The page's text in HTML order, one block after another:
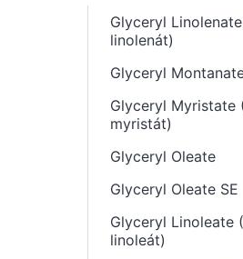
Glyceryl
linolenát)
Glyceryl
Glyceryl Myristate
myristát)
Glyceryl Oleate
Glyceryl Oleate SE
Glyceryl Linoleate
linoleát)